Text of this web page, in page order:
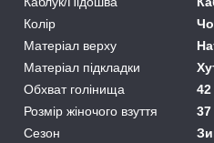
Колір
Матеріал верху
Матеріал підкладки
Обхват голінища
Розмір жіночого взуття
37
Сезон